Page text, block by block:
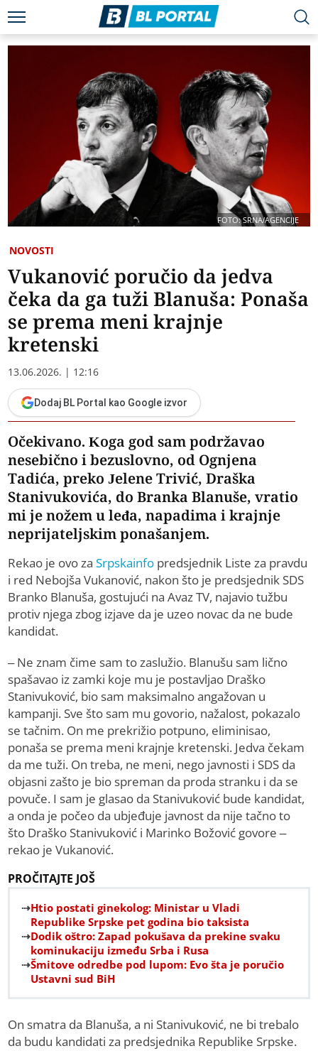
FOTO: SRNA/AGENCIJE
NOVOSTI
Vukanović poručio da jedva
čeka da ga tuži Blanuša: Ponaša
se prema meni krajnje
kretenski
13.06.2026. | 12:16
Dodaj BL Portal kao Google izvor
Očekivano. Koga god sam podržavao
nesebično i bezuslovno, od Ognjena
Tadića, preko Jelene Trivić, Draška
Stanivukovića, do Branka Blanuše, vratio
mi je nožem u leđa, napadima i krajnje
neprijateljskim ponašanjem.
Rekao je ovo zaSrpskainfo predsjednik Liste za pravdu
i red Nebojša Vukanović, nakon što je predsjednik SDS
Branko Blanuša, gostujući na Avaz TV, najavio tužbu
protiv njega zbog izjave da je uzeo novac da ne bude
kandidat.
– Ne znam čime sam to zaslužio. Blanušu sam lično
spašavao iz zamki koje mu je postavljao Draško
Stanivuković, bio sam maksimalno angažovan u
kampanji. Sve što sam mu govorio, nažalost, pokazalo
se tačnim. On me prekrižio potpuno, eliminisao,
ponaša se prema meni krajnje kretenski. Jedva čekam
da me tuži. On treba, ne meni, nego javnosti i SDS da
objasni zašto je bio spreman da proda stranku i da se
povuče. I sam je glasao da Stanivuković bude kandidat,
a onda je počeo da ubjeđuje javnost da nije tačno to
što Draško Stanivuković i Marinko Božović govore –
rekao je Vukanović.
PROČITAJTE JOŠ
Htio postati ginekolog: Ministar u Vladi
Republike Srpske pet godina bio taksista
Dodik oštro: Zapad pokušava da prekine svaku
kominukaciju između Srba i Rusa
Šmitove odredbe pod lupom: Evo šta je poručio
Ustavni sud BiH
On smatra da Blanuša, a ni Stanivuković, ne bi trebalo
da budu kandidati za predsjednika Republike Srpske.